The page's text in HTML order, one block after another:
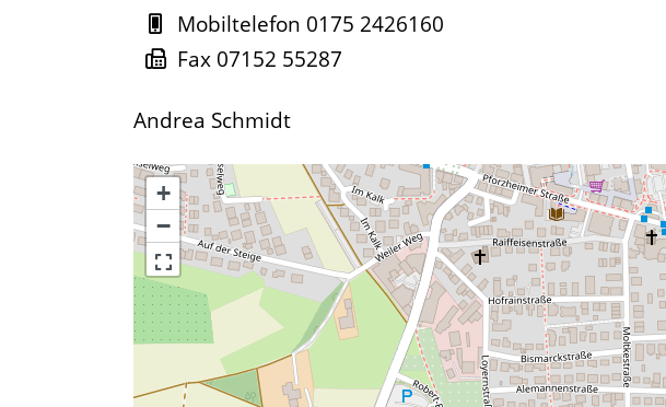
Mobiltelefon 0175 2426160
Fax 07152 55287
Andrea Schmidt
+
−